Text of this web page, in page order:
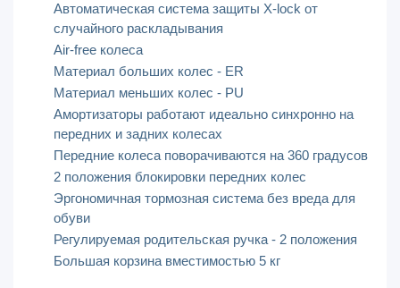
Автоматическая система защиты X-lock от
случайного раскладывания
Air-free колеса
Материал больших колес - ER
Материал меньших колес - PU
Амортизаторы работают идеально синхронно на
передних и задних колесах
Передние колеса поворачиваются на 360 градусов
2 положения блокировки передних колес
Эргономичная тормозная система без вреда для
обуви
Регулируемая родительская ручка - 2 положения
Большая корзина вместимостью 5 кг